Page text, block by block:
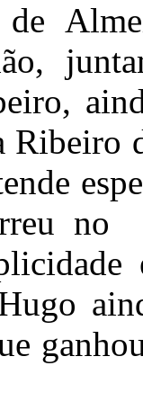
de
Ribeiro